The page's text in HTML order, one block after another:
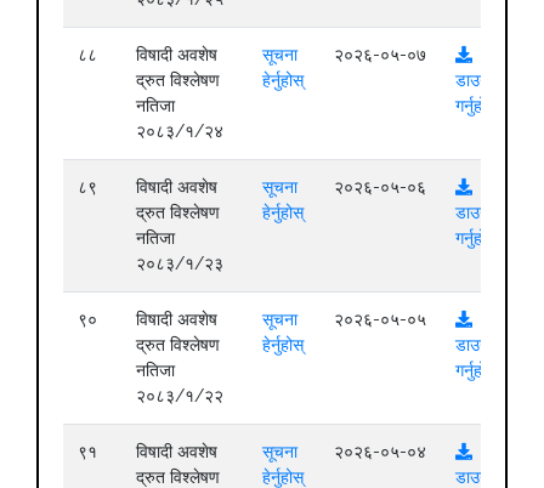
८८
विषादी अवशेष
द्रुत विश्लेषण
नतिजा
२०८३/१/२४
सूचना
हेर्नुहोस्
२०२६-०५-०७
डाउनलोड
गर्नुहोस्
८९
विषादी अवशेष
द्रुत विश्लेषण
नतिजा
२०८३/१/२३
सूचना
हेर्नुहोस्
२०२६-०५-०६
डाउनलोड
गर्नुहोस्
९०
विषादी अवशेष
द्रुत विश्लेषण
नतिजा
२०८३/१/२२
सूचना
हेर्नुहोस्
२०२६-०५-०५
डाउनलोड
गर्नुहोस्
९१
विषादी अवशेष
द्रुत विश्लेषण
सूचना
हेर्नुहोस्
२०२६-०५-०४
डाउनलोड